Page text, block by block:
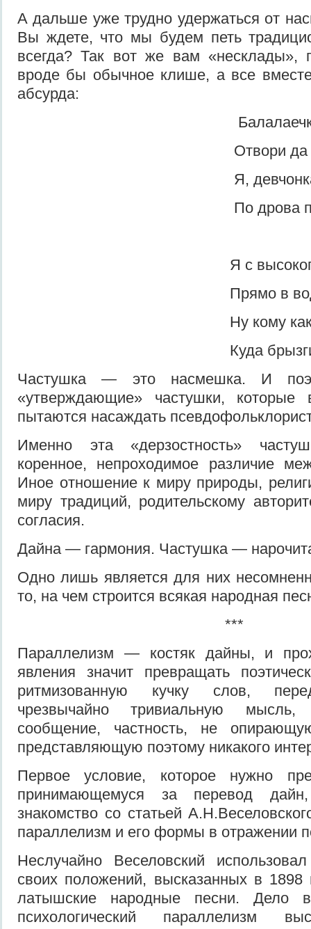
А дальше уже трудно удержаться от
Вы жде­те, что мы будем петь
всегда? Так вот же вам «несклады»,
вроде бы обычное клише, а все
абсурда:
Балалаечка
Отвори да
Я, девчонка,
По дрова
Я с высокого
Прямо в воду
Ну кому какое
Куда брызги
Частушка — это насмешка. И
«утверждающие» частушки,
пытаются насаждать
Именно эта «дерзостность»
коренное, непрохо­димое различие
Иное отношение к миру природы,
миру тра­диций, родительскому
согласия.
Дайна — гармония. Частушка —
Одно лишь является для них
то, на чем строится всякая народная
***
Параллелизм — костяк дайны, и
явления значит превращать
ритмизованную кучку слов,
чрезвычайно тривиальную мысль,
сообщение, частность, не
представляющую поэтому никакого
Первое условие, которое нужно
принимающе­муся за перевод
знакомство со статьей
парал­лелизм и его формы в отражении
Неслучайно Веселовский
своих положе­ний, высказанных в 1898
латышские народные песни.
психологи­ческий параллелизм